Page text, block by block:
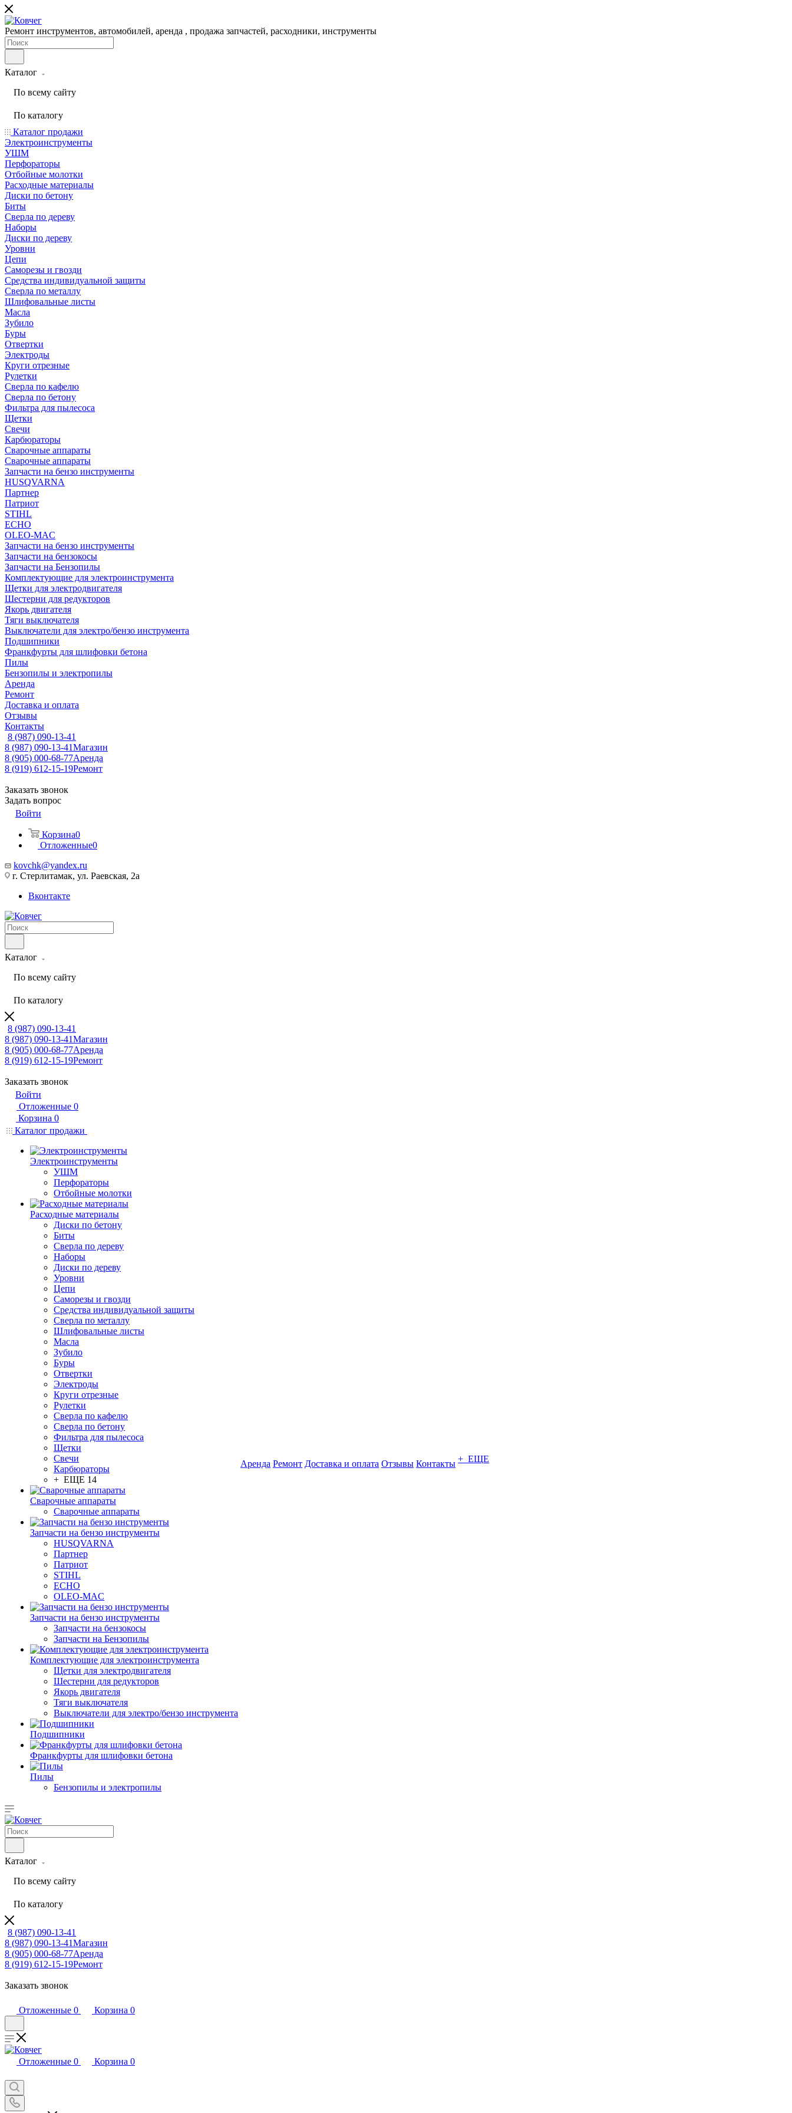
Ремонт инструментов, автомобилей, аренда , продажа запчастей, расходники, инструменты
Каталог
По всему сайту
По каталогу
Каталог продажи
Электроинструменты
УШМ
Перфораторы
Отбойные молотки
Расходные материалы
Диски по бетону
Биты
Сверла по дереву
Наборы
Диски по дереву
Уровни
Цепи
Саморезы и гвозди
Средства индивидуальной защиты
Сверла по металлу
Шлифовальные листы
Масла
Зубило
Буры
Отвертки
Электроды
Круги отрезные
Рулетки
Сверла по кафелю
Сверла по бетону
Фильтра для пылесоса
Щетки
Свечи
Карбюраторы
Сварочные аппараты
Сварочные аппараты
Запчасти на бензо инструменты
HUSQVARNA
Партнер
Патриот
STIHL
ECHO
OLEO-MAC
Запчасти на бензо инструменты
Запчасти на бензокосы
Запчасти на Бензопилы
Комплектующие для электроинструмента
Щетки для электродвигателя
Шестерни для редукторов
Якорь двигателя
Тяги выключателя
Выключатели для электро/бензо инструмента
Подшипники
Франкфурты для шлифовки бетона
Пилы
Бензопилы и электропилы
Аренда
Ремонт
Доставка и оплата
Отзывы
Контакты
8 (987) 090-13-41
8 (987) 090-13-41Магазин
8 (905) 000-68-77Аренда
8 (919) 612-15-19Ремонт
Заказать звонок
Задать вопрос
Войти
Корзина0
Отложенные0
kovchk@yandex.ru
г. Стерлитамак, ул. Раевская, 2а
Вконтакте
Каталог
По всему сайту
По каталогу
8 (987) 090-13-41
8 (987) 090-13-41Магазин
8 (905) 000-68-77Аренда
8 (919) 612-15-19Ремонт
Заказать звонок
Войти
Отложенные 0
Корзина 0
Каталог продажи
Электроинструменты
УШМ
Перфораторы
Отбойные молотки
Расходные материалы
Диски по бетону
Биты
Сверла по дереву
Наборы
Диски по дереву
Уровни
Цепи
Саморезы и гвозди
Средства индивидуальной защиты
Сверла по металлу
Шлифовальные листы
Масла
Зубило
Буры
Отвертки
Электроды
Круги отрезные
Рулетки
Сверла по кафелю
Сверла по бетону
Фильтра для пылесоса
Щетки
Свечи
Карбюраторы
+ ЕЩЕ 14
Сварочные аппараты
Сварочные аппараты
Запчасти на бензо инструменты
HUSQVARNA
Партнер
Патриот
STIHL
ECHO
OLEO-MAC
Запчасти на бензо инструменты
Запчасти на бензокосы
Запчасти на Бензопилы
Комплектующие для электроинструмента
Щетки для электродвигателя
Шестерни для редукторов
Якорь двигателя
Тяги выключателя
Выключатели для электро/бензо инструмента
Подшипники
Франкфурты для шлифовки бетона
Пилы
Бензопилы и электропилы
Аренда Ремонт Доставка и оплата Отзывы Контакты + ЕЩЕ
Каталог
По всему сайту
По каталогу
8 (987) 090-13-41
8 (987) 090-13-41Магазин
8 (905) 000-68-77Аренда
8 (919) 612-15-19Ремонт
Заказать звонок
Отложенные 0 Корзина 0
Отложенные 0 Корзина 0